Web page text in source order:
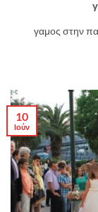
γαμος στην
10
Ιούν